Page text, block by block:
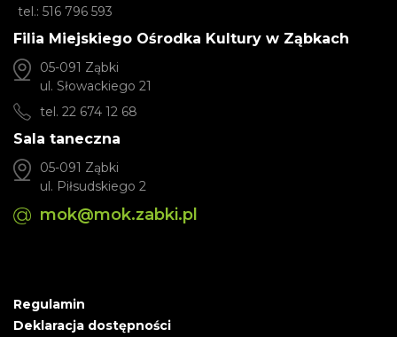
tel.: 516 796 593
Filia Miejskiego Ośrodka Kultury w Ząbkach
05-091 Ząbki
ul. Słowackiego 21
tel. 22 674 12 68
Sala taneczna
05-091 Ząbki
ul. Piłsudskiego 2
mok@mok.zabki.pl
Regulamin
Deklaracja dostępności